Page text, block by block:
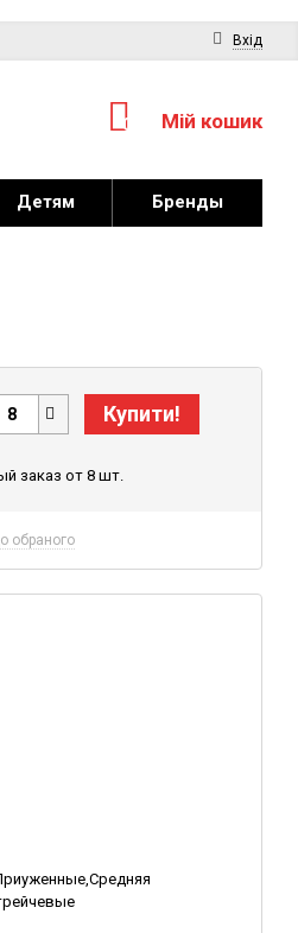
Вхід
0 Мій кошик
Детям Бренды
Купити!
заказ от 8 шт.
обраного